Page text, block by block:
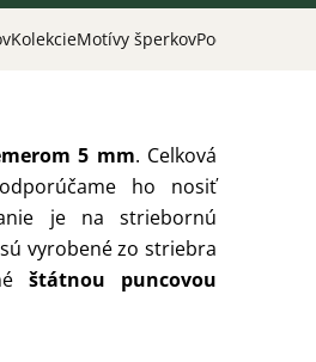
KolekcieMotívy šperkovPodľa
5 mm. Celková
ho nosiť
je na striebornú
vyrobené zo striebra
štátnou puncovou